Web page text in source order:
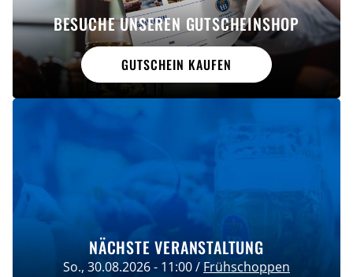
BESUCHE UNSEREN GUTSCHEINSHOP
GUTSCHEIN KAUFEN
NÄCHSTE VERANSTALTUNG
So., 30.08.2026 - 11:00/ Frühschoppen